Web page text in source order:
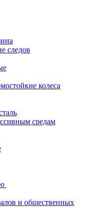
следов
колеса
средам
и общественных